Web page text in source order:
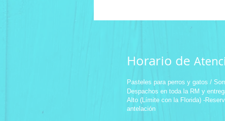
Horario de
Pasteles para perros y gatos /
Despachos en toda la RM y
Alto (Límite con la Florida) -
antelación